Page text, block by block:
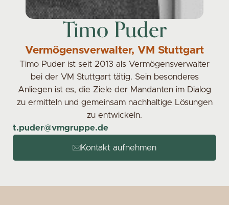
Timo Puder
Vermögensverwalter, VM Stuttgart
Timo Puder ist seit 2013 als Vermögensverwalter
bei der VM Stuttgart tätig. Sein besonderes
Anliegen ist es, die Ziele der Mandanten im Dialog
zu ermitteln und gemeinsam nachhaltige Lösungen
zu entwickeln.
t.puder@vmgruppe.de
Kontakt aufnehmen